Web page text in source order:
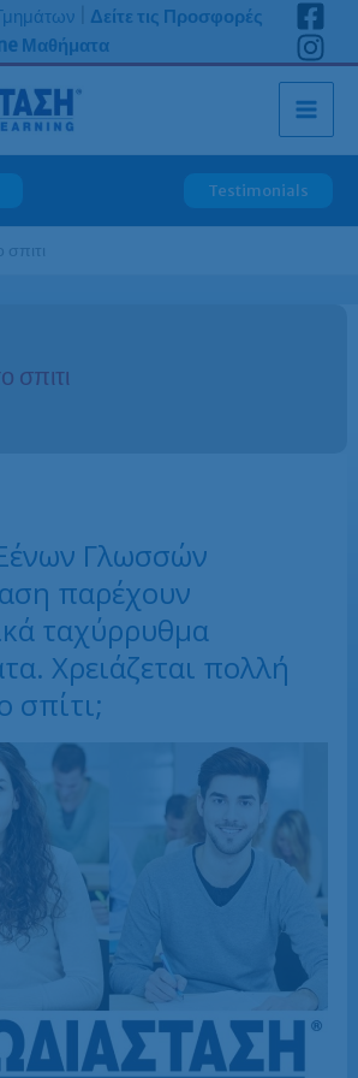
Δείτε τις Προσφορές
Μαθήματα
Testimonials
σπιτι
σπιτι
Γλωσσών
παρέχουν
ταχύρρυθμα
Χρειάζεται πολλή
σπίτι;